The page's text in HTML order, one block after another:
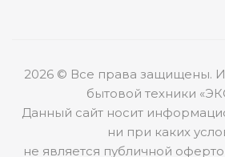
2026 © Все права защищены.
бытовой техники
Данный сайт носит
ни при каких
не является публичной